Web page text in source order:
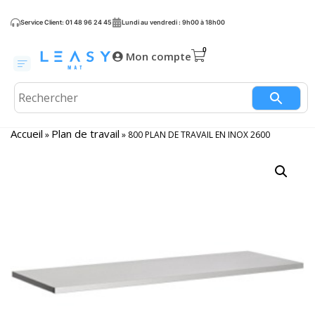
Service Client: 01 48 96 24 45 Lundi au vendredi : 9h00 à 18h00
Mon compte
Accueil » Plan de travail » 800 PLAN DE TRAVAIL EN INOX 2600